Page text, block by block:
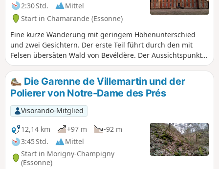
2:30 Std.
Mittel
Start in Chamarande (Essonne)
Eine kurze Wanderung mit geringem Höhenunterschied
und zwei Gesichtern. Der erste Teil führt durch den mit
Felsen übersäten Wald von Bevéldère. Der Aussichtspunkt
bietet einen weiten Blick über das Tal. Der zweite Teil führt
durch die Domaine de Chamarande mit ihrem Schloss im
Stil Ludwigs XIII. und ihren zahlreichen Kanälen und
Wasserflächen.
Die Garenne de Villemartin und der
Polierer von Notre-Dame des Prés
Visorando-Mitglied
12,14 km
+97 m
-92 m
3:45 Std.
Mittel
Start in Morigny-Champigny
(Essonne)